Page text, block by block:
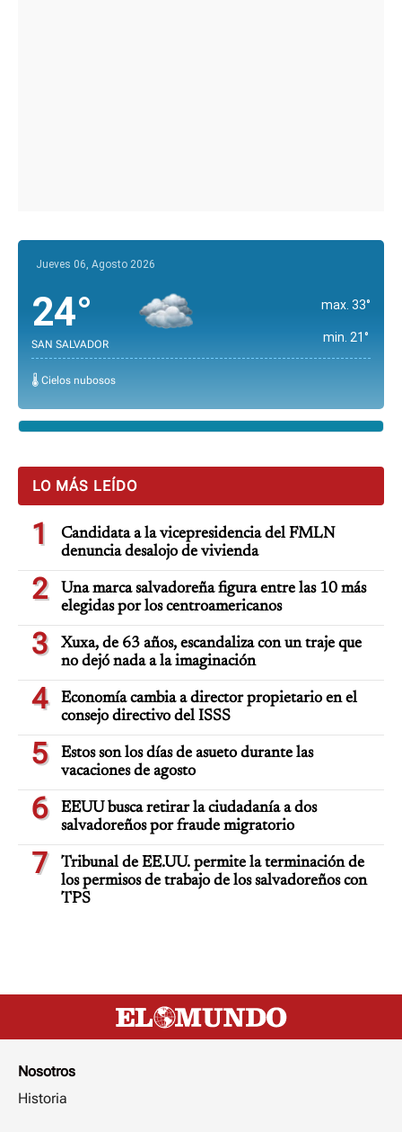
Jueves 06, Agosto 2026
24°
SAN SALVADOR
max. 33°
min. 21°
🌡️ Cielos nubosos
LO MÁS LEÍDO
1
Candidata a la vicepresidencia del FMLN
denuncia desalojo de vivienda
2
Una marca salvadoreña figura entre las 10 más
elegidas por los centroamericanos
3
Xuxa, de 63 años, escandaliza con un traje que
no dejó nada a la imaginación
4
Economía cambia a director propietario en el
consejo directivo del ISSS
5
Estos son los días de asueto durante las
vacaciones de agosto
6
EEUU busca retirar la ciudadanía a dos
salvadoreños por fraude migratorio
7
Tribunal de EE.UU. permite la terminación de
los permisos de trabajo de los salvadoreños con
TPS
Nosotros
Historia